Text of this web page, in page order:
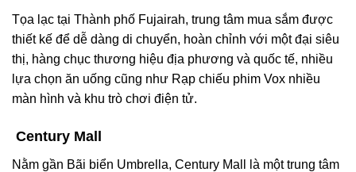
Tọa lạc tại Thành phố Fujairah, trung tâm mua sắm được
thiết kế để dễ dàng di chuyển, hoàn chỉnh với một đại siêu
thị, hàng chục thương hiệu địa phương và quốc tế, nhiều
lựa chọn ăn uống cũng như Rạp chiếu phim Vox nhiều
màn hình và khu trò chơi điện tử.
Century Mall
Nằm gần Bãi biển Umbrella, Century Mall là một trung tâm